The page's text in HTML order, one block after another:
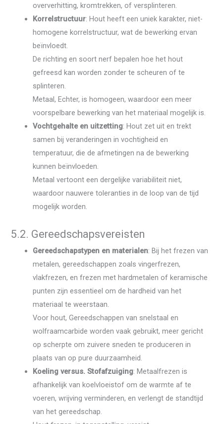
oververhitting, kromtrekken, of versplinteren.
Korrelstructuur: Hout heeft een uniek karakter, niet-
homogene korrelstructuur, wat de bewerking ervan
beïnvloedt.
De richting en soort nerf bepalen hoe het hout
gefreesd kan worden zonder te scheuren of te
splinteren.
Metaal, Echter, is homogeen, waardoor een meer
voorspelbare bewerking van het materiaal mogelijk is.
Vochtgehalte en uitzetting: Hout zet uit en trekt
samen bij veranderingen in vochtigheid en
temperatuur, die de afmetingen na de bewerking
kunnen beïnvloeden.
Metaal vertoont een dergelijke variabiliteit niet,
waardoor nauwere toleranties in de loop van de tijd
mogelijk worden.
5.2. Gereedschapsvereisten
Gereedschapstypen en materialen: Bij het frezen van
metalen, gereedschappen zoals vingerfrezen,
vlakfrezen, en frezen met hardmetalen of keramische
punten zijn essentieel om de hardheid van het
materiaal te weerstaan.
Voor hout, Gereedschappen van snelstaal en
wolfraamcarbide worden vaak gebruikt, meer gericht
op scherpte om zuivere sneden te produceren in
plaats van op pure duurzaamheid.
Koeling versus. Stofafzuiging: Metaalfrezen is
afhankelijk van koelvloeistof om de warmte af te
voeren, wrijving verminderen, en verlengt de standtijd
van het gereedschap.